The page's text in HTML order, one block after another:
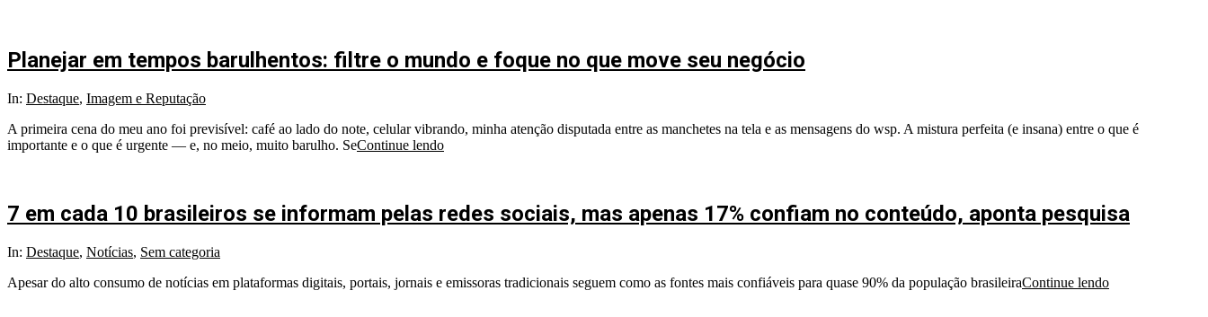
Planejar em tempos barulhentos: filtre o mundo e foque no que move seu negócio
2026-
13
In: Destaque, Imagem e Reputação
A primeira cena do meu ano foi previsível: café ao lado do note, celular vibrando, minha atenção disputada entre as manchetes na tela e as mensagens do wsp. A mistura perfeita (e insana) entre o que é
importante e o que é urgente — e, no meio, muito barulho. SeContinue lendo
7 em cada 10 brasileiros se informam pelas redes sociais, mas apenas 17% confiam no conteúdo, aponta pesquisa
2026-
06
In: Destaque, Notícias, Sem categoria
Apesar do alto consumo de notícias em plataformas digitais, portais, jornais e emissoras tradicionais seguem como as fontes mais confiáveis para quase 90% da população brasileiraContinue lendo